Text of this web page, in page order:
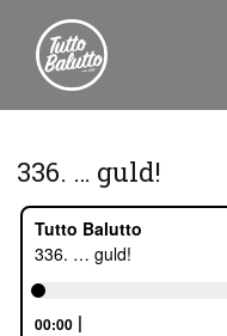
336. … guld!